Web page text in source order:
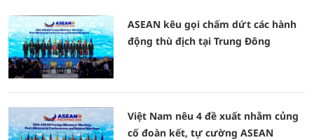
ASEAN kêu gọi chấm dứt các hành
động thù địch tại Trung Đông
Việt Nam nêu 4 đề xuất nhằm củng
cố đoàn kết, tự cường ASEAN